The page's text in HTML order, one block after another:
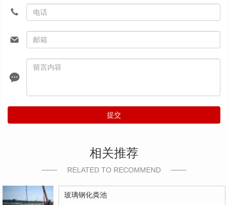
提交
相关推荐
RELATED TO RECOMMEND
玻璃钢化粪池